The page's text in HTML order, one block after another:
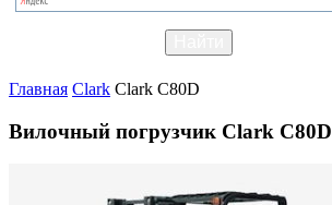
Главная Clark Clark C80D
Вилочный погрузчик Clark C80D